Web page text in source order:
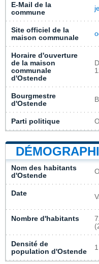
E-Mail de la
commune
Site officiel de la
maison communale
Horaire d'ouverture
de la maison
communale
d'Ostende
Bourgmestre
d'Ostende
Parti politique
Nom des habitants
d'Ostende
Date
Nombre d'habitants
Densité de
population d'Ostende